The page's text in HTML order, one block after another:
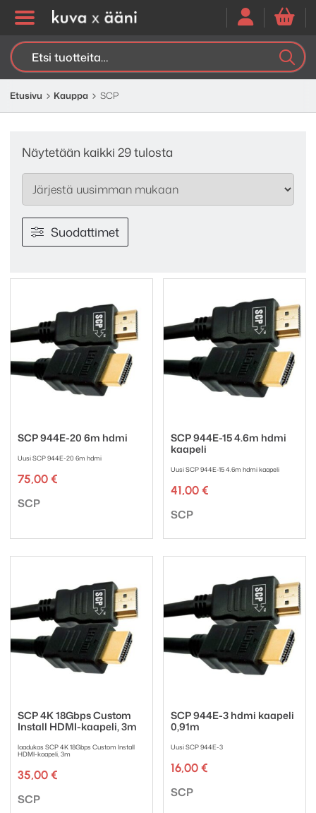
Etsi:
Etusivu Kauppa SCP
Näytetään kaikki 29 tulosta
by
latest
Suodattimet
SCP 944E-20 6m hdmi
Uusi SCP 944E-20 6m hdmi
75,00 €
Tuotemerkki:
SCP
SCP 944E-15 4.6m hdmi
kaapeli
Uusi SCP 944E-15 4.6m hdmi kaapeli
41,00 €
Tuotemerkki:
SCP
SCP 4K 18Gbps Custom
Install HDMI-kaapeli, 3m
laadukas SCP 4K 18Gbps Custom Install
HDMI-kaapeli, 3m
35,00 €
Tuotemerkki:
SCP
SCP 944E-3 hdmi kaapeli
0,91m
Uusi SCP 944E-3
16,00 €
Tuotemerkki:
SCP